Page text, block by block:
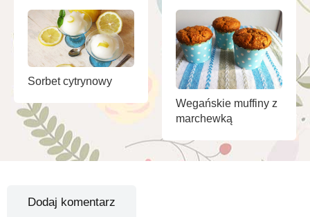
Sorbet cytrynowy
Wegańskie muffiny z
marchewką
Dodaj komentarz